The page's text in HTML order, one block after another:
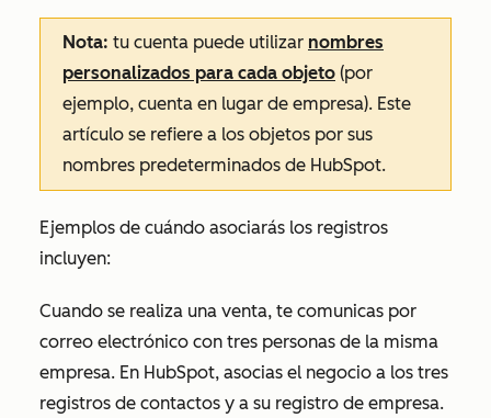
Nota: tu cuenta puede utilizar nombres
personalizados para cada objeto (por
ejemplo, cuenta en lugar de empresa). Este
artículo se refiere a los objetos por sus
nombres predeterminados de HubSpot.
Ejemplos de cuándo asociarás los registros
incluyen:
Cuando se realiza una venta, te comunicas por
correo electrónico con tres personas de la misma
empresa. En HubSpot, asocias el negocio a los tres
registros de contactos y a su registro de empresa.